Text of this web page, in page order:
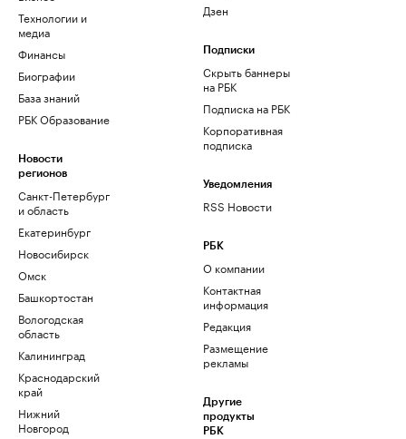
Технологии и
медиа
Финансы
Биографии
База знаний
РБК Образование
Новости
регионов
Санкт-Петербург
и область
Екатеринбург
Новосибирск
Омск
Башкортостан
Вологодская
область
Калининград
Краснодарский
край
Нижний
Новгород
Дзен
Подписки
Скрыть баннеры
на РБК
Подписка на РБК
Корпоративная
подписка
Уведомления
RSS Новости
РБК
О компании
Контактная
информация
Редакция
Размещение
рекламы
Другие
продукты
РБК